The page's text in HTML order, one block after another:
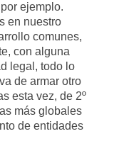
ejemplo.
en nuestro
comunes,
con alguna
legal, todo lo
de armar otro
esta vez, de 2º
más globales
de entidades